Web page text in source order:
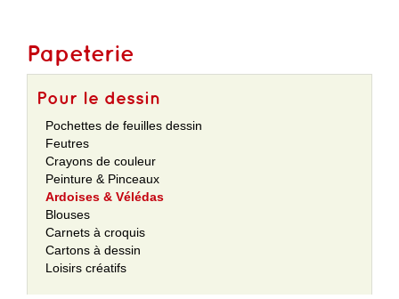
Papeterie
Pour le dessin
Pochettes de feuilles dessin
Feutres
Crayons de couleur
Peinture & Pinceaux
Ardoises & Vélédas
Blouses
Carnets à croquis
Cartons à dessin
Loisirs créatifs